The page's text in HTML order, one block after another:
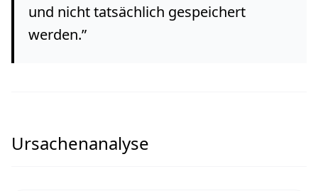
und nicht tatsächlich gespeichert
werden.”
Ursachenanalyse